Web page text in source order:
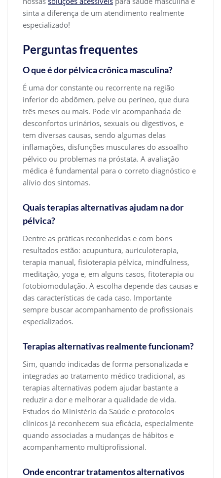
sinta a diferença de um atendimento realmente
especializado!
Perguntas frequentes
O que é dor pélvica crônica masculina?
É uma dor constante ou recorrente na região
inferior do abdômen, pelve ou períneo, que dura
três meses ou mais. Pode vir acompanhada de
desconfortos urinários, sexuais ou digestivos, e
tem diversas causas, sendo algumas delas
inflamações, disfunções musculares do assoalho
pélvico ou problemas na próstata. A avaliação
médica é fundamental para o correto diagnóstico e
alívio dos sintomas.
Quais terapias alternativas ajudam na dor
pélvica?
Dentre as práticas reconhecidas e com bons
resultados estão: acupuntura, auriculoterapia,
terapia manual, fisioterapia pélvica, mindfulness,
meditação, yoga e, em alguns casos, fitoterapia ou
fotobiomodulação. A escolha depende das causas e
das características de cada caso. Importante
sempre buscar acompanhamento de profissionais
especializados.
Terapias alternativas realmente funcionam?
Sim, quando indicadas de forma personalizada e
integradas ao tratamento médico tradicional, as
terapias alternativas podem ajudar bastante a
reduzir a dor e melhorar a qualidade de vida.
Estudos do Ministério da Saúde e protocolos
clínicos já reconhecem sua eficácia, especialmente
quando associadas a mudanças de hábitos e
acompanhamento multiprofissional.
Onde encontrar tratamentos alternativos